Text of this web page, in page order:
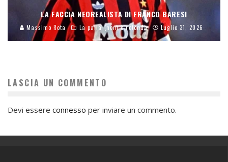
LA FACCIA NEOREALISTA DI FRANCO BARESI
Massimo Rota La palla (non) è rotonda Luglio 31, 2026
LASCIA UN COMMENTO
Devi essere connesso per inviare un commento.